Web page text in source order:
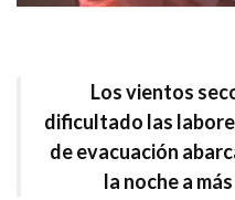
Los vientos
dificultado las
de evacuación
la noche a